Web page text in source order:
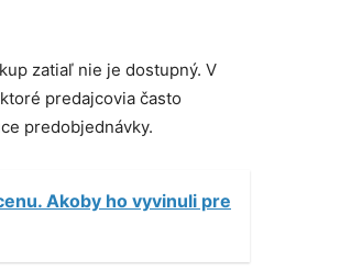
zatiaľ nie je dostupný. V
predajcovia často
predobjednávky.
Akoby ho vyvinuli pre